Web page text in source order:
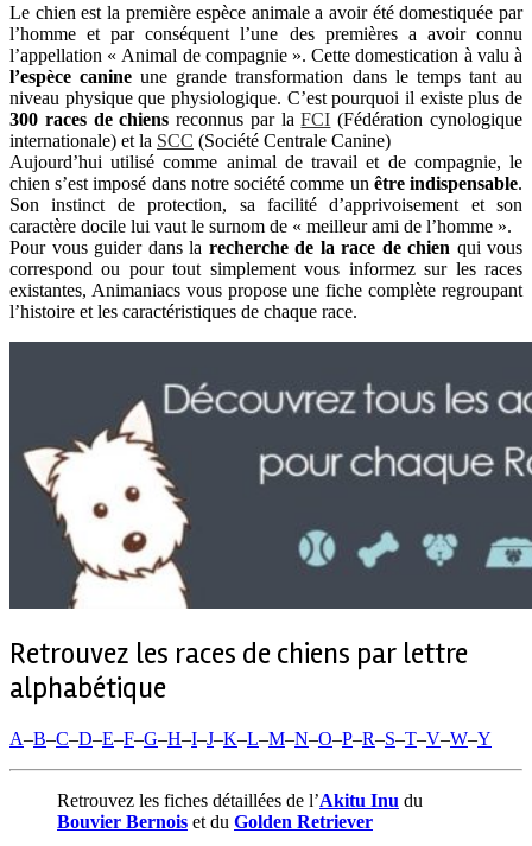
Le chien est la première espèce animale a avoir été domestiquée par
l’homme et par conséquent l’une des premières a avoir connu
l’appellation « Animal de compagnie ». Cette domestication à valu à
l’espèce canine une grande transformation dans le temps tant au
niveau physique que physiologique. C’est pourquoi il existe plus de
300 races de chiens reconnus par laFCI (Fédération cynologique
internationale) et la SCC (Société Centrale Canine)
Aujourd’hui utilisé comme animal de travail et de compagnie, le
chien s’est imposé dans notre société comme un être indispensable.
Son instinct de protection, sa facilité d’apprivoisement et son
caractère docile lui vaut le surnom de « meilleur ami de l’homme ».
Pour vous guider dans la recherche de la race de chien qui vous
correspond ou pour tout simplement vous informez sur les races
existantes, Animaniacs vous propose une fiche complète regroupant
l’histoire et les caractéristiques de chaque race.
Retrouvez les races de chiens par lettre
alphabétique
A–B–C–D–E–F–G–H–I–J–K–L–M–N–O–P–R–S–T–V–W–Y
Retrouvez les fiches détaillées de l’Akitu Inu du
Bouvier Bernois et du Golden Retriever